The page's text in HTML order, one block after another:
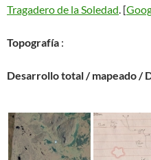
Tragadero de la Soledad. [
Topografía :
Desarrollo total / mapeado /